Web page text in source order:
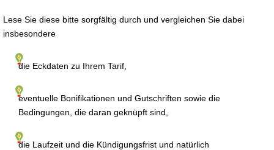
Lese Sie diese bitte sorgfältig durch und vergleichen Sie dabei
insbesondere
die Eckdaten zu Ihrem Tarif,
eventuelle Bonifikationen und Gutschriften sowie die
Bedingungen, die daran geknüpft sind,
die Laufzeit und die Kündigungsfrist und natürlich